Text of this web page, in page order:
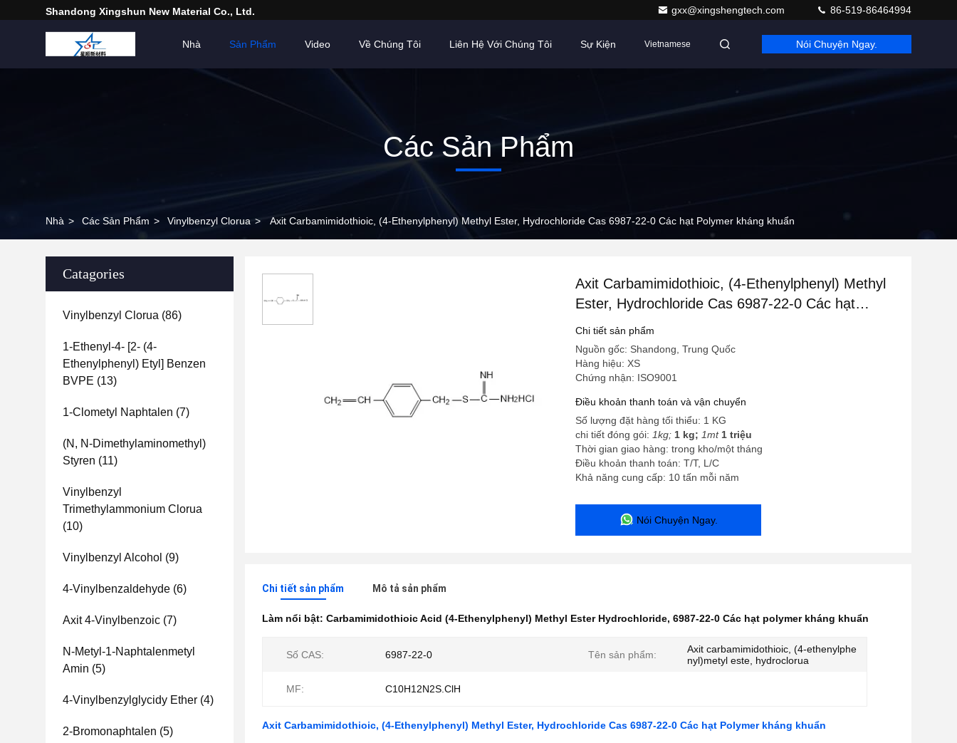
Shandong Xingshun New Material Co., Ltd. gxx@xingshengtech.com 86-519-86464994
Nhà Sản Phẩm Video Về Chúng Tôi Liên Hệ Với Chúng Tôi Sự Kiện Vietnamese Nói Chuyện Ngay.
Các Sản Phẩm
Nhà > Các Sản Phẩm > Vinylbenzyl Clorua > Axit Carbamimidothioic, (4-Ethenylphenyl) Methyl Ester, Hydrochloride Cas 6987-22-0 Các hạt Polymer kháng khuẩn
Catagories
Vinylbenzyl Clorua (86)
1-Ethenyl-4- [2- (4-
Ethenylphenyl) Etyl] Benzen
BVPE (13)
1-Clometyl Naphtalen (7)
(N, N-Dimethylaminomethyl)
Styren (11)
Vinylbenzyl
Trimethylammonium Clorua
(10)
Vinylbenzyl Alcohol (9)
4-Vinylbenzaldehyde (6)
Axit 4-Vinylbenzoic (7)
N-Metyl-1-Naphtalenmetyl
Amin (5)
4-Vinylbenzylglycidy Ether (4)
2-Bromonaphtalen (5)
Axit Carbamimidothioic, (4-Ethenylphenyl) Methyl
Ester, Hydrochloride Cas 6987-22-0 Các hạt
Polymer kháng khuẩn
Chi tiết sản phẩm
Nguồn gốc: Shandong, Trung Quốc
Hàng hiệu: XS
Chứng nhận: ISO9001
Điều khoản thanh toán và vận chuyển
Số lượng đặt hàng tối thiểu: 1 KG
chi tiết đóng gói: 1kg; 1 kg; 1mt 1 triệu
Thời gian giao hàng: trong kho/một tháng
Điều khoản thanh toán: T/T, L/C
Khả năng cung cấp: 10 tấn mỗi năm
Nói Chuyện Ngay.
Chi tiết sản phẩm Mô tả sản phẩm
Làm nổi bật: Carbamimidothioic Acid (4-Ethenylphenyl) Methyl Ester Hydrochloride, 6987-22-0 Các hạt polymer kháng khuẩn
Số CAS: 6987-22-0 Tên sản phẩm:
Axit carbamimidothioic, (4-ethenylphe
nyl)metyl este, hydroclorua
MF: C10H12N2S.ClH
Axit Carbamimidothioic, (4-Ethenylphenyl) Methyl Ester, Hydrochloride Cas 6987-22-0 Các hạt Polymer kháng khuẩn